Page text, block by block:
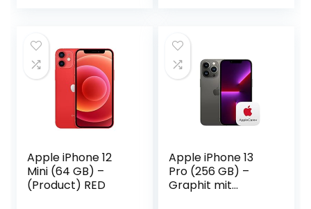
Apple iPhone 12
Mini (64 GB) –
(Product) RED
Apple iPhone 13
Pro (256 GB) –
Graphit mit